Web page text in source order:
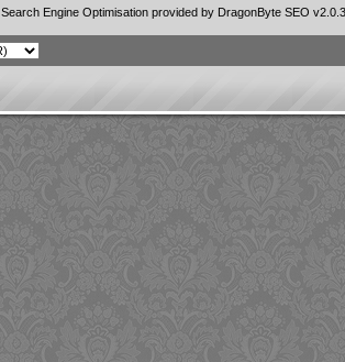
Search Engine Optimisation provided by DragonByte SEO